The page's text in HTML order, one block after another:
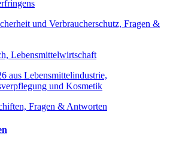
und Verbraucherschutz, Fragen &
Lebensmittelwirtschaft
aus Lebensmittelindustrie,
und Kosmetik
Fragen & Antworten